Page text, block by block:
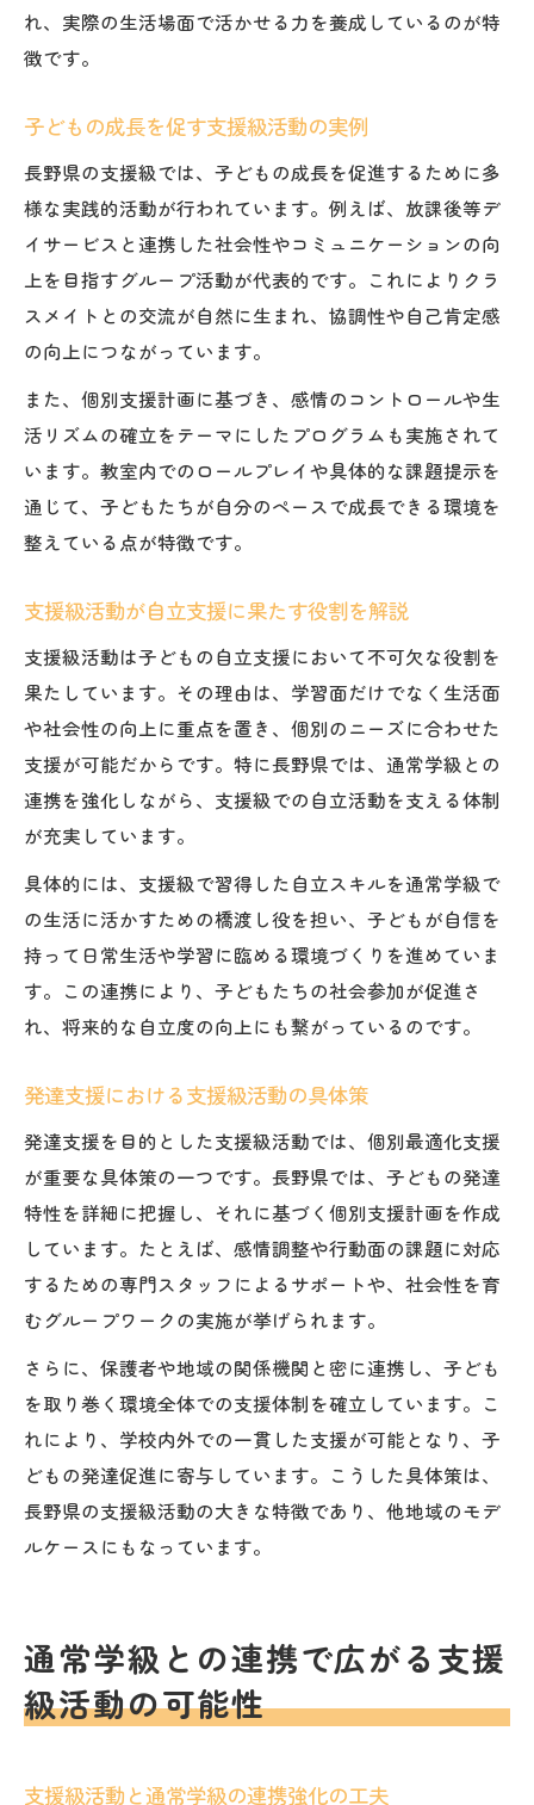
れ、実際の生活場面で活かせる力を養成しているのが特
徴です。
子どもの成長を促す支援級活動の実例
長野県の支援級では、子どもの成長を促進するために多
様な実践的活動が行われています。例えば、放課後等デ
イサービスと連携した社会性やコミュニケーションの向
上を目指すグループ活動が代表的です。これによりクラ
スメイトとの交流が自然に生まれ、協調性や自己肯定感
の向上につながっています。
また、個別支援計画に基づき、感情のコントロールや生
活リズムの確立をテーマにしたプログラムも実施されて
います。教室内でのロールプレイや具体的な課題提示を
通じて、子どもたちが自分のペースで成長できる環境を
整えている点が特徴です。
支援級活動が自立支援に果たす役割を解説
支援級活動は子どもの自立支援において不可欠な役割を
果たしています。その理由は、学習面だけでなく生活面
や社会性の向上に重点を置き、個別のニーズに合わせた
支援が可能だからです。特に長野県では、通常学級との
連携を強化しながら、支援級での自立活動を支える体制
が充実しています。
具体的には、支援級で習得した自立スキルを通常学級で
の生活に活かすための橋渡し役を担い、子どもが自信を
持って日常生活や学習に臨める環境づくりを進めていま
す。この連携により、子どもたちの社会参加が促進さ
れ、将来的な自立度の向上にも繋がっているのです。
発達支援における支援級活動の具体策
発達支援を目的とした支援級活動では、個別最適化支援
が重要な具体策の一つです。長野県では、子どもの発達
特性を詳細に把握し、それに基づく個別支援計画を作成
しています。たとえば、感情調整や行動面の課題に対応
するための専門スタッフによるサポートや、社会性を育
むグループワークの実施が挙げられます。
さらに、保護者や地域の関係機関と密に連携し、子ども
を取り巻く環境全体での支援体制を確立しています。こ
れにより、学校内外での一貫した支援が可能となり、子
どもの発達促進に寄与しています。こうした具体策は、
長野県の支援級活動の大きな特徴であり、他地域のモデ
ルケースにもなっています。
通常学級との連携で広がる支援
級活動の可能性
支援級活動と通常学級の連携強化の工夫